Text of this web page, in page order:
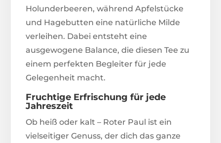
Holunderbeeren, während Apfelstücke
und Hagebutten eine natürliche Milde
verleihen. Dabei entsteht eine
ausgewogene Balance, die diesen Tee zu
einem perfekten Begleiter für jede
Gelegenheit macht.
Fruchtige Erfrischung für jede
Jahreszeit
Ob heiß oder kalt – Roter Paul ist ein
vielseitiger Genuss, der dich das ganze